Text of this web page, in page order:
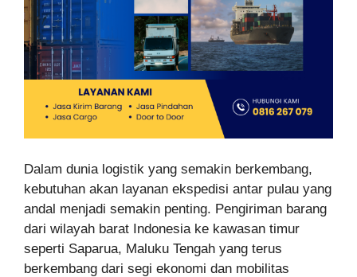
Dalam dunia logistik yang semakin berkembang,
kebutuhan akan layanan ekspedisi antar pulau yang
andal menjadi semakin penting. Pengiriman barang
dari wilayah barat Indonesia ke kawasan timur
seperti Saparua, Maluku Tengah yang terus
berkembang dari segi ekonomi dan mobilitas